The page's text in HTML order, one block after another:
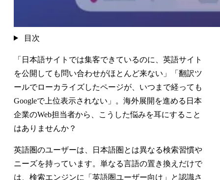
目次
「日本語サイトでは集客できているのに、英語サイト
を公開しても問い合わせがほとんど来ない」「翻訳ツ
ールでローカライズしたページが、いつまで経っても
Googleで上位表示されない」。海外展開を進める日本
企業のWeb担当者から、こうした悩みを耳にすること
はありませんか？
英語圏のユーザーは、日本語圏とは異なる検索習慣や
ニーズを持っています。単なる言語の置き換えだけで
は、検索エンジンに「英語圏ユーザー向け」と認識さ